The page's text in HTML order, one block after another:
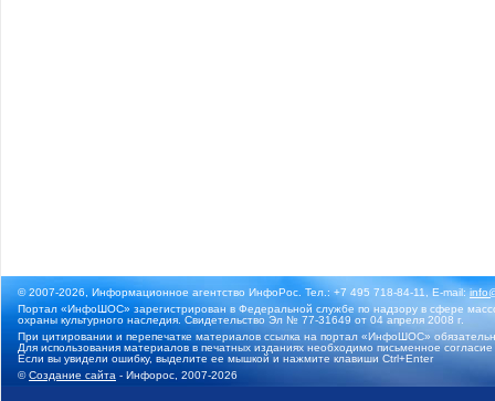
© 2007-2026, Информационное агентство ИнфоРос. Тел.: +7 495 718-84-11, E-mail:
Портал «ИнфоШОС» зарегистрирован в Федеральной службе по надзору в сфере
охраны культурного наследия. Свидетельство Эл № 77-31649 от 04 апреля 2008 г.
При цитировании и перепечатке материалов ссылка на портал «ИнфоШОС»
Для использования материалов в печатных изданиях необходимо письменное
Если вы увидели ошибку, выделите ее мышкой и нажмите клавиши Ctrl+Enter
©Создание сайта - Инфорос, 2007-2026